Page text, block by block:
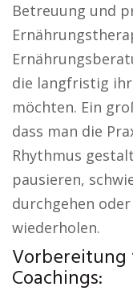
Betreuung und
die langfristig
möchten. Ein
dass man die
Rhythmus
pausieren,
durchgehen
wiederholen.
Vorbereitung
Coachings: